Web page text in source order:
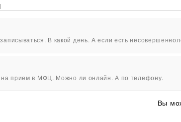
В какой день. А если есть
на прием в МФЦ. Можно ли онлайн. А по телефону.
Вы